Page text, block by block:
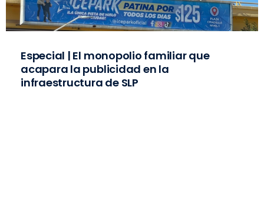
Especial | El monopolio familiar que
acapara la publicidad en la
infraestructura de SLP